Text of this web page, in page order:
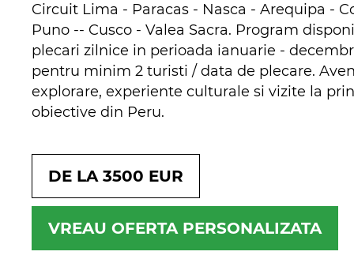
Circuit Lima - Paracas - Nasca - Arequipa -
Puno -- Cusco - Valea Sacra. Program
plecari zilnice in perioada ianuarie -
pentru minim 2 turisti / data de plecare.
explorare, experiente culturale si vizite la
obiective din Peru.
DE LA 3500 EUR
VREAU OFERTA PERSONALIZATA